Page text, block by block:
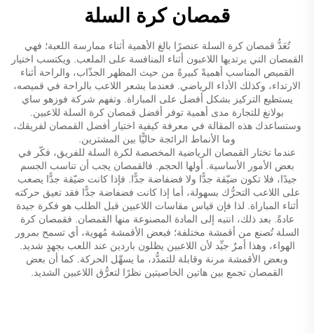
قمصان كرة السلة
تُعَدُّ قمصان كرة السلة عنصرًا بالغ الأهمية أثناء ممارسة اللعبة؛ فهي
القمصان التي يرتديها اللاعبون أثناء المنافسة على الملعب. ويكتسب اختيار
القميص المناسب أهميةً كبيرةً من حيث المظهر الجذّاب، والراحة أثناء
الارتداء، وكذلك الأداء الرياضي. فعندما يشعر اللاعب بالراحة في قميصه،
يستطيع التركيز بشكل أفضل على المباراة. وتفهم شركة فوزهو ساي
بولانغ للتجارة مدى أهمية توفر أفضل قمصان كرة السلة للاعبين.
وستساعدك هذه المقالة في معرفة كيفية اختيار أفضل القمصان لفريقك،
وما الأنماط الرائجة حاليًّا بين المشترين.
عندما تختار القمصان الرياضية المخصصة لكرة السلة للفريق، فكّر في
بعض الأمور الأساسية. أولها الحجم. فالقمصان يجب أن تناسب الجسم
جيدًا، فلا تكون ضيّقة جدًّا ولا فضفاضة جدًّا. فإذا كانت ضيّقة جدًّا يصعب
على اللاعب التحرُّك بسهولة، أما إذا كانت فضفاضة جدًّا فقد تعيق حركته
أثناء المباراة. لذا فإن قياس مقاسات اللاعبين قبل الطلب هو فكرة جيدة
عادةً. بعد ذلك، انتبه إلى المادة المصنوعة منها القمصان. فقمصان كرة
السلة تُصنع من أقمشة مختلفة؛ فبعض الأقمشة مُهوية، أي تسمح بمرور
الهواء، وهذا أمرٌ جيِّد لأن اللاعبين يظلون باردين عند اللعب بجهدٍ شديد.
وبعض الأقمشة مرنة وقابلة للتمدُّد، ما يسهِّل الحركة. كما أن بعض
القمصان تجمع بين هاتين الخاصيتين نظرًا لتعرُّق اللاعبين الشديد.